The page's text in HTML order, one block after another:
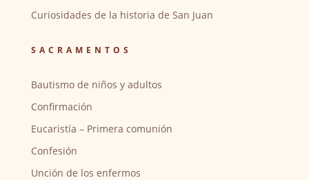
Curiosidades de la historia de San Juan
SACRAMENTOS
Bautismo de niños y adultos
Confirmación
Eucaristía – Primera comunión
Confesión
Unción de los enfermos